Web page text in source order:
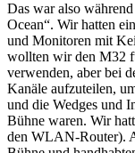
Das war also
Ocean“. Wir hatten
und Monitoren mit
wollten wir den M32
verwenden, aber bei
Kanäle aufzuteilen,
und die Wedges und
Bühne waren. Wir
den WLAN-Router).